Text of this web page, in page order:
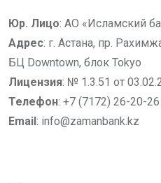
Юр. Лицо: АО «Исламский
Адрес: г. Астана, пр.
БЦ Downtown, блок Tokyo
Лицензия: № 1.3.51 от
Телефон: +7 (7172) 26-20-26
Email: info@zamanbank.kz